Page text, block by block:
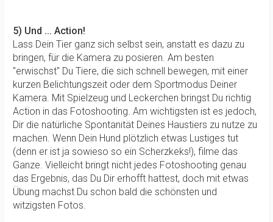
5) Und ... Action!
Lass Dein Tier ganz sich selbst sein, anstatt es dazu zu
bringen, für die Kamera zu posieren. Am besten
"erwischst" Du Tiere, die sich schnell bewegen, mit einer
kurzen Belichtungszeit oder dem Sportmodus Deiner
Kamera. Mit Spielzeug und Leckerchen bringst Du richtig
Action in das Fotoshooting. Am wichtigsten ist es jedoch,
Dir die natürliche Spontanität Deines Haustiers zu nutze zu
machen. Wenn Dein Hund plötzlich etwas Lustiges tut
(denn er ist ja sowieso so ein Scherzkeks!), filme das
Ganze. Vielleicht bringt nicht jedes Fotoshooting genau
das Ergebnis, das Du Dir erhofft hattest, doch mit etwas
Übung machst Du schon bald die schönsten und
witzigsten Fotos.